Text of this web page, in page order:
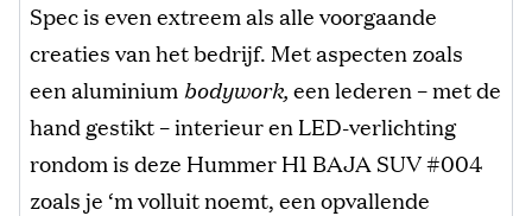
Spec is even extreem als alle voorgaande
creaties van het bedrijf. Met aspecten zoals
een aluminium bodywork,een lederen – met de
hand gestikt – interieur en LED-verlichting
rondom is deze Hummer H1 BAJA SUV #004
zoals je ‘m volluit noemt, een opvallende